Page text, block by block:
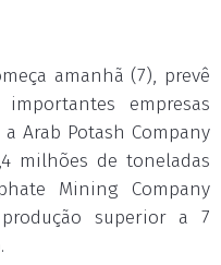
amanhã (7), prevê
empresas
Arab Potash Company
milhões de toneladas
Mining Company
produção superior a 7